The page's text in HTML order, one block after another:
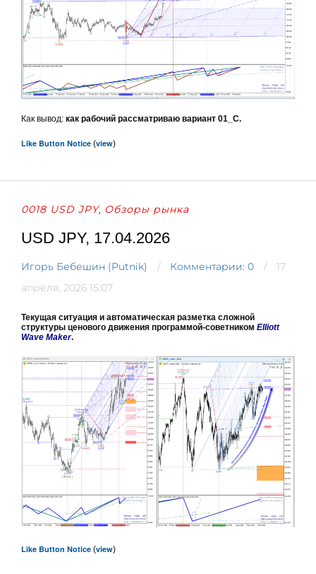
Как вывод: как рабочий рассматриваю вариант 01_С.
Like Button Notice (view)
0018 USD JPY, Обзоры рынка
USD JPY, 17.04.2026
Игорь Бебешин (Putnik) Комментарии: 0
17
апреля, 2026 15:07
Текущая ситуация и автоматическая разметка сложной
структуры ценового движения программой-советником Elliott
Wave Maker.
Like Button Notice (view)